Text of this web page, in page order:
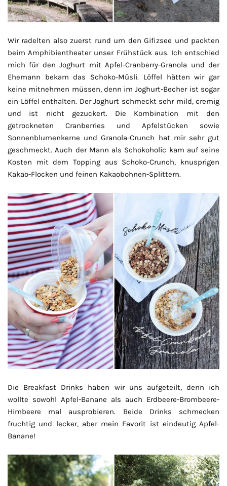
Wir radelten also zuerst rund um den Gifizsee und packten
beim Amphibientheater unser Frühstück aus. Ich entschied
mich für den Joghurt mit Apfel-Cranberry-Granola und der
Ehemann bekam das Schoko-Müsli. Löffel hätten wir gar
keine mitnehmen müssen, denn im Joghurt-Becher ist sogar
ein Löffel enthalten. Der Joghurt schmeckt sehr mild, cremig
und ist nicht gezuckert. Die Kombination mit den
getrockneten Cranberries und Apfelstücken sowie
Sonnenblumenkerne und Granola-Crunch hat mir sehr gut
geschmeckt. Auch der Mann als Schokoholic kam auf seine
Kosten mit dem Topping aus Schoko-Crunch, knusprigen
Kakao-Flocken und feinen Kakaobohnen-Splittern.
Die Breakfast Drinks haben wir uns aufgeteilt, denn ich
wollte sowohl Apfel-Banane als auch Erdbeere-Brombeere-
Himbeere mal ausprobieren. Beide Drinks schmecken
fruchtig und lecker, aber mein Favorit ist eindeutig Apfel-
Banane!